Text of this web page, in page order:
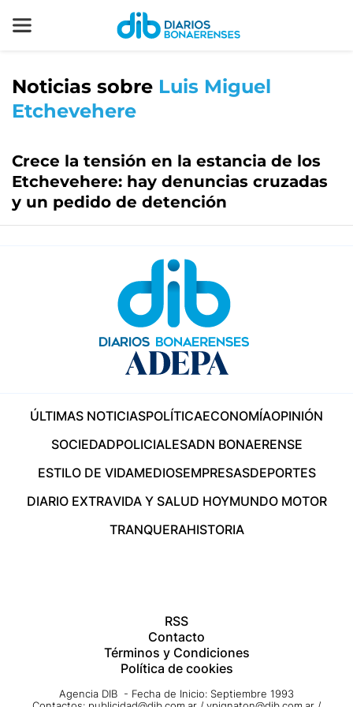
Noticias sobre Luis Miguel
Etchevehere
Crece la tensión en la estancia de los
Etchevehere: hay denuncias cruzadas
y un pedido de detención
ÚLTIMAS NOTICIASPOLÍTICAECONOMÍAOPINIÓN
SOCIEDADPOLICIALESADN BONAERENSE
ESTILO DE VIDAMEDIOSEMPRESASDEPORTES
DIARIO EXTRAVIDA Y SALUD HOYMUNDO MOTOR
TRANQUERAHISTORIA
RSS
Contacto
Términos y Condiciones
Política de cookies
Agencia DIB - Fecha de Inicio: Septiembre 1993